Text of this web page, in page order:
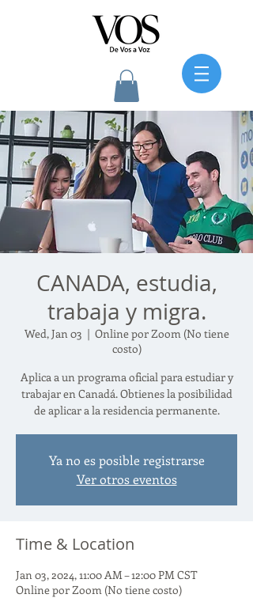
CANADA, estudia,
trabaja y migra.
Wed, Jan 03
  |
Online por Zoom (No tiene
costo)
Aplica a un programa oficial para estudiar y
trabajar en Canadá. Obtienes la posibilidad
de aplicar a la residencia permanente.
Ya no es posible registrarse
Ver otros eventos
Time & Location
Jan 03, 2024, 11:00 AM – 12:00 PM CST
Online por Zoom (No tiene costo)